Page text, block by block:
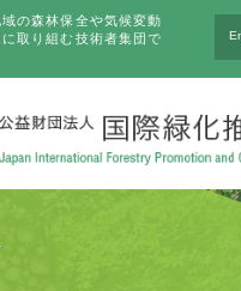
の森林保全や気候変動
取り組む技術者集団で